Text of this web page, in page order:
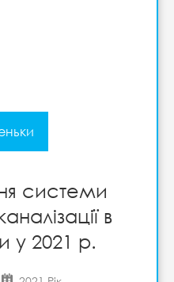
системи
в
у 2021 р.